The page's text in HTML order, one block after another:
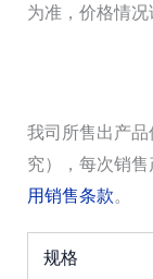
为准，价格情况
我司所售出产
究），每次销
用销售条款。
规格